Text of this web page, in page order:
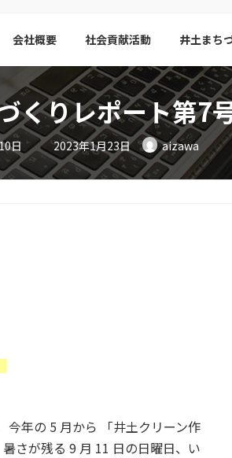
会社概要 社会貢献活動 井土まち
くりレポート第7
日 最
終
更
新
日
2023年1月23日 aizawa
今年の 5 月から 「井土クリーン作
さが残る 9 月 11 日の日曜日、い